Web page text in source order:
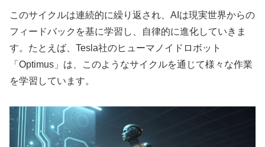
このサイクルは連続的に繰り返され、AIは現実世界からの
フィードバックを基に学習し、自律的に進化していきま
す。たとえば、Tesla社のヒューマノイドロボット
「Optimus」は、このようなサイクルを通じて様々な作業
を学習しています。